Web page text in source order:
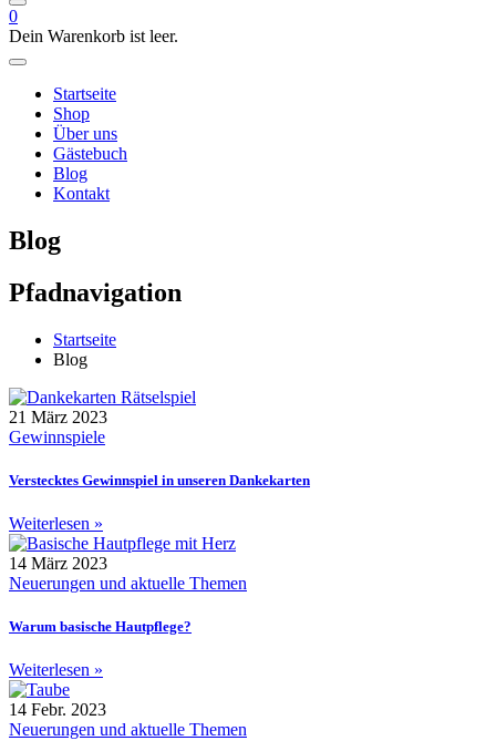
0
Dein Warenkorb ist leer.
Startseite
Shop
Über uns
Gästebuch
Blog
Kontakt
Blog
Pfadnavigation
Startseite
Blog
21 März 2023
Gewinnspiele
Verstecktes Gewinnspiel in unseren Dankekarten
Weiterlesen »
14 März 2023
Neuerungen und aktuelle Themen
Warum basische Hautpflege?
Weiterlesen »
14 Febr. 2023
Neuerungen und aktuelle Themen